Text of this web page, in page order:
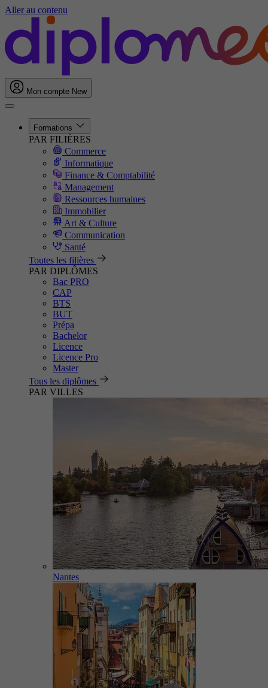
Aller au contenu
Mon compte New
Formations
PAR FILIÈRES
Commerce
Informatique
Finance & Comptabilité
Management
Ressources humaines
Immobilier
Art & Culture
Communication
Santé
Toutes les filières
PAR DIPLÔMES
Bac PRO
CAP
BTS
BUT
Prépa
Bachelor
Licence
Licence Pro
Master
Tous les diplômes
PAR VILLES
Nantes